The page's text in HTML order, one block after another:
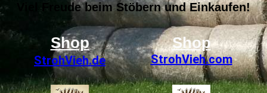
Viel Freude beim Stöbern und Einkaufen!
Shop
StrohVieh.de
Shop
StrohVieh.com